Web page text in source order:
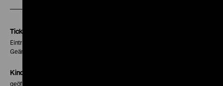
Tickets
Eintritt 5 €
Geänderte Preise sind im Programm vermerkt.
Kinokasse
geöffnet 30 Minuten vor Beginn der ersten Vorstellung